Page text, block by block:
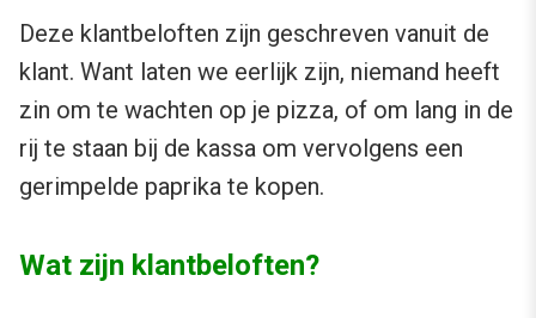
Deze klantbeloften zijn geschreven vanuit de
klant. Want laten we eerlijk zijn, niemand heeft
zin om te wachten op je pizza, of om lang in de
rij te staan bij de kassa om vervolgens een
gerimpelde paprika te kopen.
Wat zijn klantbeloften?